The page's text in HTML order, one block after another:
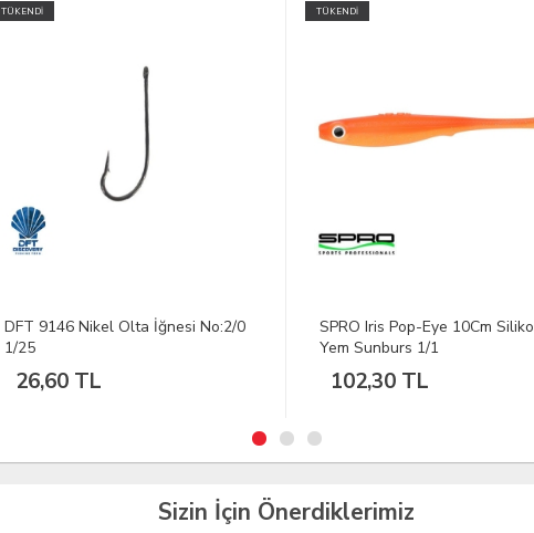
TÜKENDİ
SPRO Iris Pop-Eye 10Cm Silikon
Yem Sunburs 1/1
102,30 TL
DFT Bojin Senma
Misina 100 m -0.30 mm
793,14 TL
Sizin İçin Önerdiklerimiz